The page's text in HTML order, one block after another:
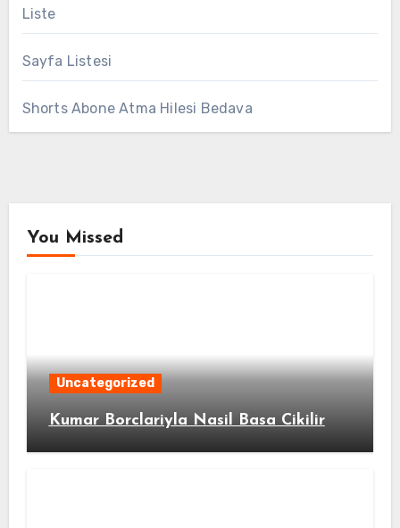
Liste
Sayfa Listesi
Shorts Abone Atma Hilesi Bedava
You Missed
Uncategorized
Kumar Borclariyla Nasil Basa Cikilir